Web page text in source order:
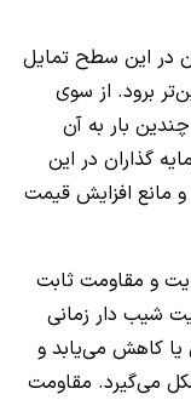
در این سطح تمایل
برود. از سوی
بار به آن
گذاران در این
مانع افزایش قیمت
و مقاومت ثابت
شیب دار زمانی
یا کاهش می‌یابد و
می‌گیرد. مقاومت